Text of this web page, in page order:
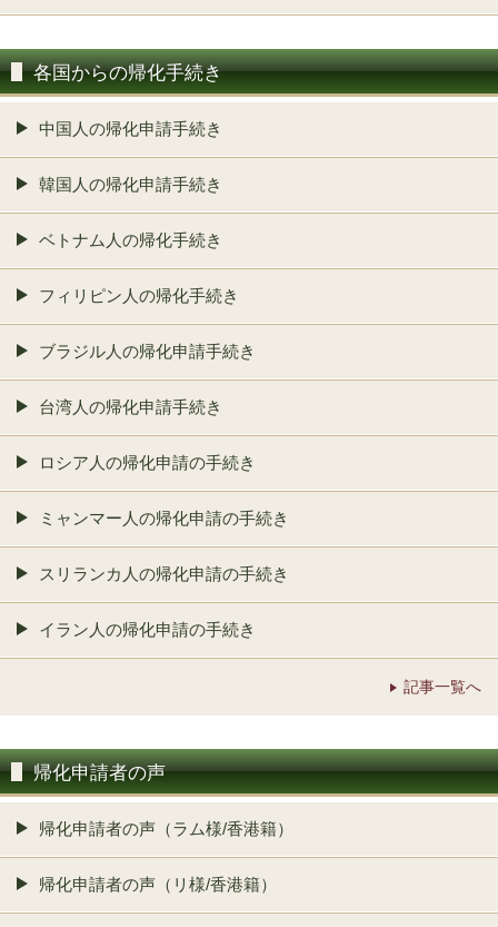
各国からの帰化手続き
中国人の帰化申請手続き
韓国人の帰化申請手続き
ベトナム人の帰化手続き
フィリピン人の帰化手続き
ブラジル人の帰化申請手続き
台湾人の帰化申請手続き
ロシア人の帰化申請の手続き
ミャンマー人の帰化申請の手続き
スリランカ人の帰化申請の手続き
イラン人の帰化申請の手続き
記事一覧へ
帰化申請者の声
帰化申請者の声（ラム様/香港籍）
帰化申請者の声（リ様/香港籍）